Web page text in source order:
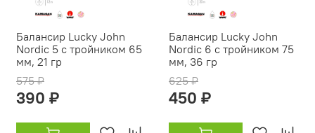
Балансир Lucky John
Nordic 5 с тройником 65
мм, 21 гр
575 ₽
390 ₽
Балансир Lucky John
Nordic 6 с тройником 75
мм, 36 гр
625 ₽
450 ₽